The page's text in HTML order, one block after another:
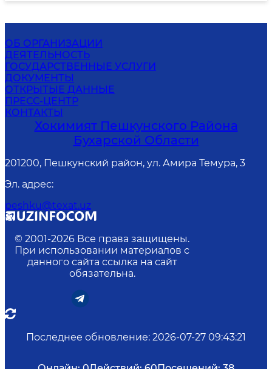
ОБ ОРГАНИЗАЦИИ
ДЕЯТЕЛЬНОСТЬ
ГОСУДАРСТВЕННЫЕ УСЛУГИ
ДОКУМЕНТЫ
ОТКРЫТЫЕ ДАННЫЕ
ПРЕСС-ЦЕНТР
КОНТАКТЫ
Хокимият Пешкунского Района
Бухарской Области
201200, Пешкунский район, ул. Амира Темура, 3
Эл. адрес:
peshku@texat.uz
© 2001-2026 Все права защищены.
При использовании материалов с
данного сайта ссылка на сайт
обязательна.
Последнее обновление: 2026-07-27 09:43:21